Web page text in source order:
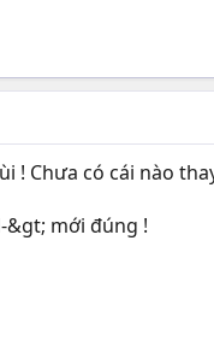
! Chưa có cái nào
&gt; mới đúng !